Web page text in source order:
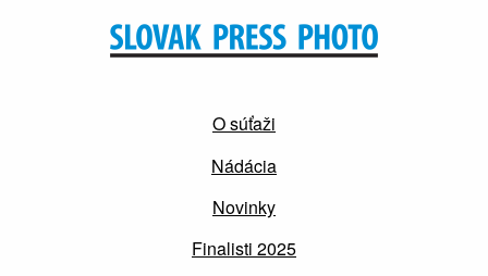
O súťaži
Nádácia
Novinky
Finalisti 2025